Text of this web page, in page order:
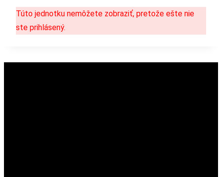
Túto jednotku nemôžete zobraziť, pretože ešte nie
ste prihlásený.